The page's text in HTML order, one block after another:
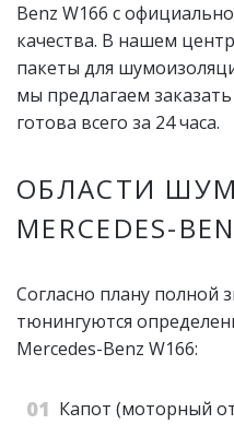
Benz W166 с
качества. В нашем
пакеты для
мы предлагаем
готова всего за 24 часа.
ОБЛАСТИ
MERCEDES-
Согласно плану полной
тюнингуются
Mercedes-Benz W166:
Капот (моторный